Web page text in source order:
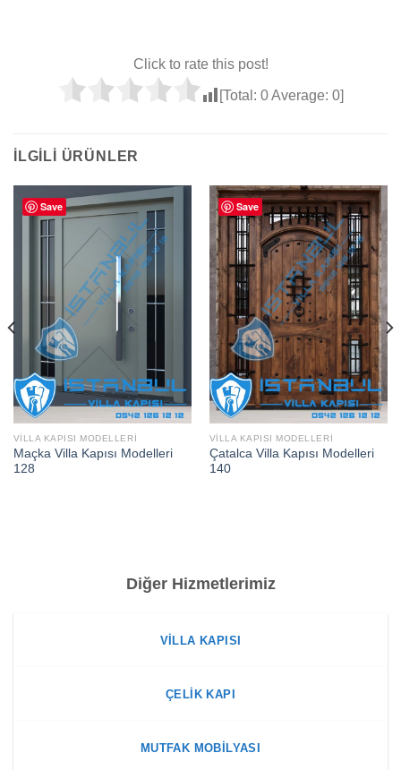
Click to rate this post!
[Total: 0Average: 0]
İLGILI ÜRÜNLER
Save
VILLA KAPISI MODELLERI
Maçka Villa Kapısı Modelleri
128
Save
VILLA KAPISI MODELLERI
Çatalca Villa Kapısı Modelleri
140
Diğer Hizmetlerimiz
VILLA KAPISI
ÇELIK KAPI
MUTFAK MOBILYASI